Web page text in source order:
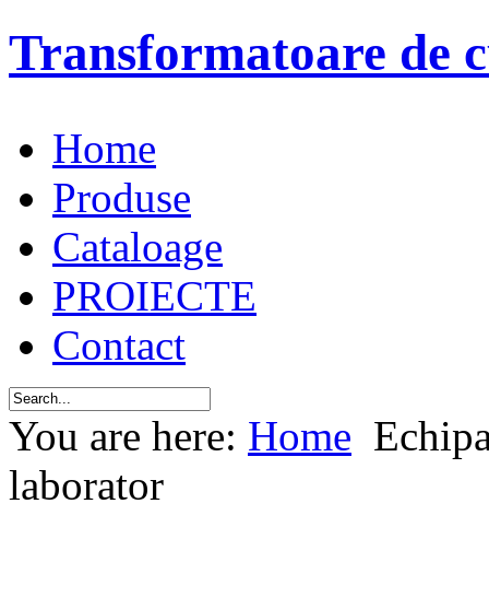
Transformatoare de
Home
Produse
Cataloage
PROIECTE
Contact
You are here: Home
laborator